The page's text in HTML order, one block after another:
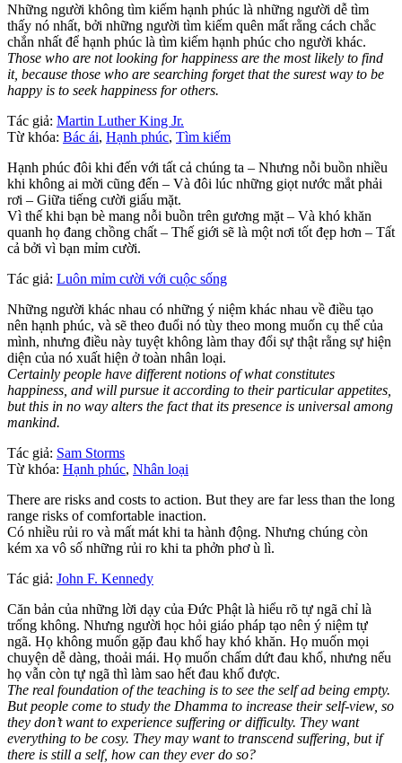
Những người không tìm kiếm hạnh phúc là những người dễ tìm
thấy nó nhất, bởi những người tìm kiếm quên mất rằng cách chắc
chắn nhất để hạnh phúc là tìm kiếm hạnh phúc cho người khác.
Those who are not looking for happiness are the most likely to find
it, because those who are searching forget that the surest way to be
happy is to seek happiness for others.
Tác giả: Martin Luther King Jr.
Từ khóa: Bác ái, Hạnh phúc, Tìm kiếm
Hạnh phúc đôi khi đến với tất cả chúng ta – Nhưng nỗi buồn nhiều
khi không ai mời cũng đến – Và đôi lúc những giọt nước mắt phải
rơi – Giữa tiếng cười giấu mặt.
Vì thế khi bạn bè mang nỗi buồn trên gương mặt – Và khó khăn
quanh họ đang chồng chất – Thế giới sẽ là một nơi tốt đẹp hơn – Tất
cả bởi vì bạn mỉm cười.
Tác giả: Luôn mỉm cười với cuộc sống
Những người khác nhau có những ý niệm khác nhau về điều tạo
nên hạnh phúc, và sẽ theo đuổi nó tùy theo mong muốn cụ thể của
mình, nhưng điều này tuyệt không làm thay đổi sự thật rằng sự hiện
diện của nó xuất hiện ở toàn nhân loại.
Certainly people have different notions of what constitutes
happiness, and will pursue it according to their particular appetites,
but this in no way alters the fact that its presence is universal among
mankind.
Tác giả: Sam Storms
Từ khóa: Hạnh phúc, Nhân loại
There are risks and costs to action. But they are far less than the long
range risks of comfortable inaction.
Có nhiều rủi ro và mất mát khi ta hành động. Nhưng chúng còn
kém xa vô số những rủi ro khi ta phởn phơ ù lì.
Tác giả: John F. Kennedy
Căn bản của những lời dạy của Đức Phật là hiểu rõ tự ngã chỉ là
trống không. Nhưng người học hỏi giáo pháp tạo nên ý niệm tự
ngã. Họ không muốn gặp đau khổ hay khó khăn. Họ muốn mọi
chuyện dễ dàng, thoải mái. Họ muốn chấm dứt đau khổ, nhưng nếu
họ vẫn còn tự ngã thì làm sao hết đau khổ được.
The real foundation of the teaching is to see the self ad being empty.
But people come to study the Dhamma to increase their self-view, so
they don’t want to experience suffering or difficulty. They want
everything to be cosy. They may want to transcend suffering, but if
there is still a self, how can they ever do so?